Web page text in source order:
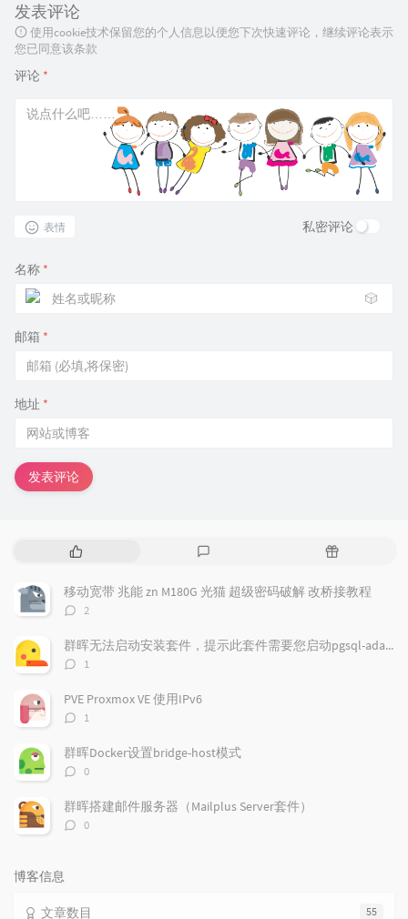
发表评论
使用cookie技术保留您的个人信息以便您下次快速评论，继续评论表示
您已同意该条款
评论 *
表情 私密评论
名称 *
🎲
邮箱 *
地址 *
发表评论
热
文
章
评
论
随
文
章
移动宽带 兆能 zn M180G 光猫 超级密码破解 改桥接教程
评
数：
2
群晖无法启动安装套件，提示此套件需要您启动pgsql-adapter.service
评
数：
1
PVE Proxmox VE 使用IPv6
评
数：
1
群晖Docker设置bridge-host模式
评
数：
0
群晖搭建邮件服务器（Mailplus Server套件）
评
0
博客信息
55
文章数目